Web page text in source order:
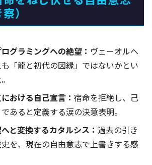
）
グラミングへの絶望： ヴェーオルへ
「龍と初代の因縁」ではないかとい
おける自己宣言：宿命を拒絶し、己
あると定義する涙の決意表明。
と変換するカタルシス：過去の引き
を、現在の自由意志で上書きする感